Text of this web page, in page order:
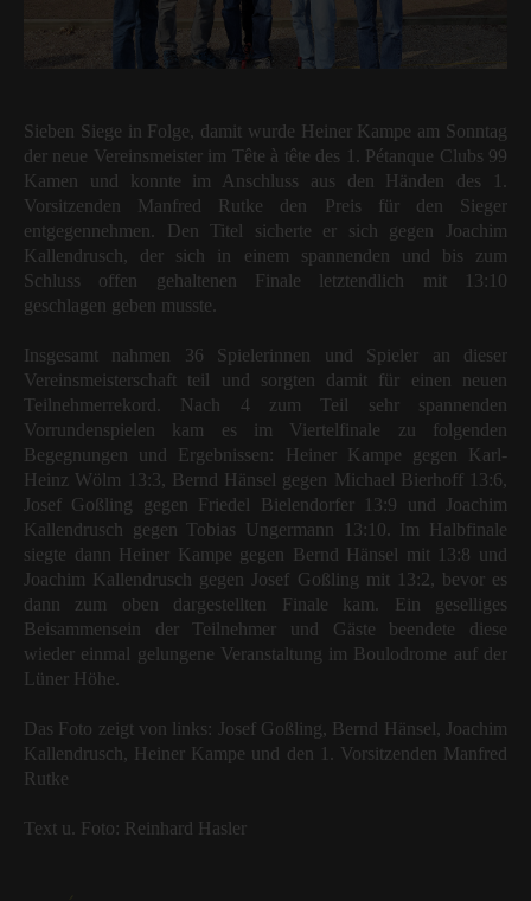
Sieben Siege in Folge, damit wurde Heiner Kampe am Sonntag
der neue Vereinsmeister im Tête à tête des 1. Pétanque Clubs 99
Kamen und konnte im Anschluss aus den Händen des 1.
Vorsitzenden Manfred Rutke den Preis für den Sieger
entgegennehmen. Den Titel sicherte er sich gegen Joachim
Kallendrusch, der sich in einem spannenden und bis zum
Schluss offen gehaltenen Finale letztendlich mit 13:10
geschlagen geben musste.
Insgesamt nahmen 36 Spielerinnen und Spieler an dieser
Vereinsmeisterschaft teil und sorgten damit für einen neuen
Teilnehmerrekord. Nach 4 zum Teil sehr spannenden
Vorrundenspielen kam es im Viertelfinale zu folgenden
Begegnungen und Ergebnissen: Heiner Kampe gegen Karl-
Heinz Wölm 13:3, Bernd Hänsel gegen Michael Bierhoff 13:6,
Josef Goßling gegen Friedel Bielendorfer 13:9 und Joachim
Kallendrusch gegen Tobias Ungermann 13:10. Im Halbfinale
siegte dann Heiner Kampe gegen Bernd Hänsel mit 13:8 und
Joachim Kallendrusch gegen Josef Goßling mit 13:2, bevor es
dann zum oben dargestellten Finale kam. Ein geselliges
Beisammensein der Teilnehmer und Gäste beendete diese
wieder einmal gelungene Veranstaltung im Boulodrome auf der
Lüner Höhe.
Das Foto zeigt von links: Josef Goßling, Bernd Hänsel, Joachim
Kallendrusch, Heiner Kampe und den 1. Vorsitzenden Manfred
Rutke
Text u. Foto: Reinhard Hasler